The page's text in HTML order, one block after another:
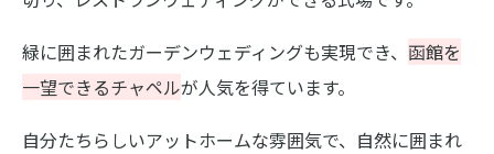
緑に囲まれたガーデンウェディングも実現でき、 函館を
一望できるチャペルが人気を得ています。
自分たちらしいアットホームな雰囲気で、自然に囲まれ